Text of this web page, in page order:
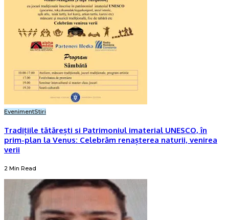
EvenimentStiri
Tradițiile tătărești si Patrimoniul imaterial UNESCO, în
prim-plan la Venus: Celebrăm renașterea naturii, venirea
verii
2 Min Read